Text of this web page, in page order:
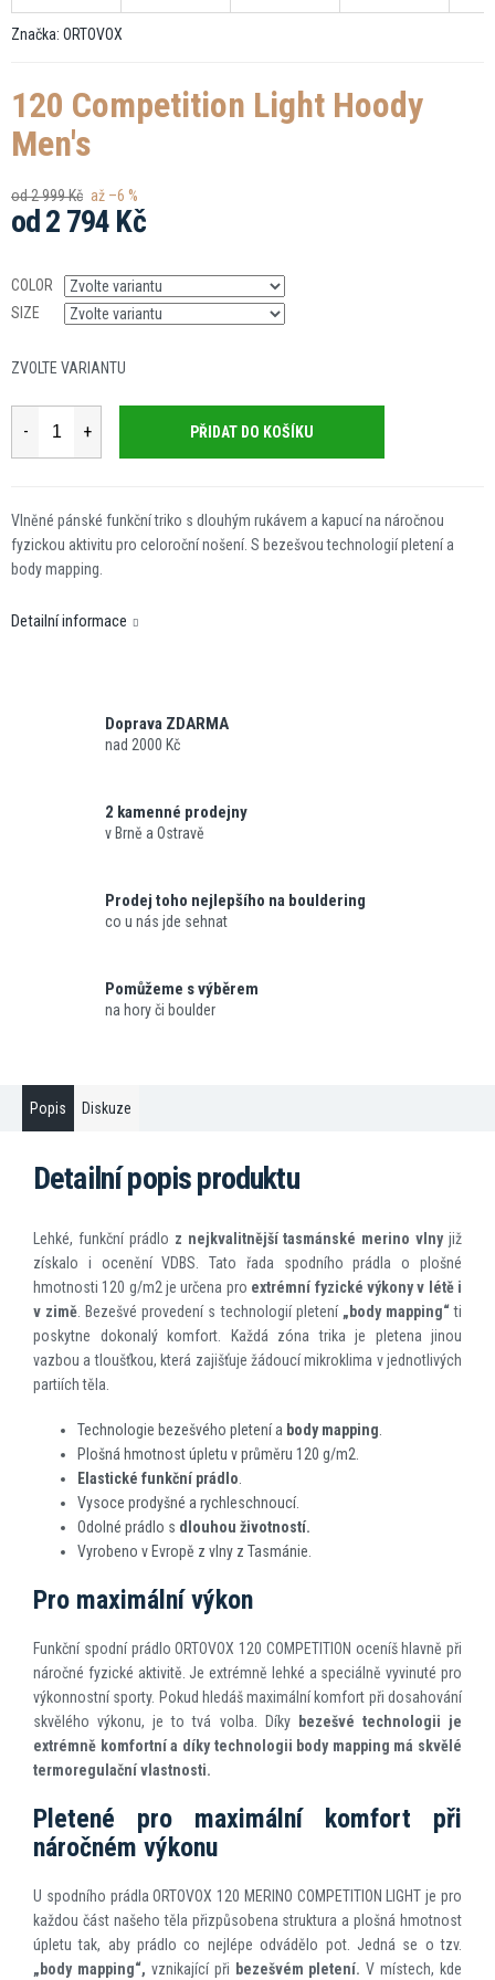
Značka: ORTOVOX
120 Competition Light Hoody
Men's
od 2 999 Kč až –6 %
od 2 794 Kč
cena:
COLOR
SIZE
ZVOLTE VARIANTU
PŘIDAT DO KOŠÍKU
Vlněné pánské funkční triko s dlouhým rukávem a kapucí na náročnou
fyzickou aktivitu pro celoroční nošení. S bezešvou technologií pletení a
body mapping.
Detailní informace
Doprava ZDARMA
nad 2000 Kč
2 kamenné prodejny
v Brně a Ostravě
Prodej toho nejlepšího na bouldering
co u nás jde sehnat
Pomůžeme s výběrem
na hory či boulder
Popis Diskuze
Detailní popis produktu
Lehké, funkční prádlo z nejkvalitnější tasmánské merino vlnyjiž
získalo i ocenění VDBS. Tato řada spodního prádla o plošné
hmotnosti 120 g/m2 je určena pro extrémní fyzické výkony v létě i
v zimě. Bezešvé provedení s technologií pletení „body mapping“ti
poskytne dokonalý komfort. Každá zóna trika je pletena jinou
vazbou a tloušťkou, která zajišťuje žádoucí mikroklima v jednotlivých
partiích těla.
Technologie bezešvého pletení a body mapping.
Plošná hmotnost úpletu v průměru 120 g/m2.
Elastické funkční prádlo.
Vysoce prodyšné a rychleschnoucí.
Odolné prádlo s dlouhou životností.
Vyrobeno v Evropě z vlny z Tasmánie.
Pro maximální výkon
Funkční spodní prádlo ORTOVOX 120 COMPETITION oceníš hlavně při
náročné fyzické aktivitě. Je extrémně lehké a speciálně vyvinuté pro
výkonnostní sporty. Pokud hledáš maximální komfort při dosahování
skvělého výkonu, je to tvá volba. Díky bezešvé technologii je
extrémně komfortní a díky technologii body mapping má skvělé
termoregulační vlastnosti.
Pletené pro maximální komfort při
náročném výkonu
U spodního prádla ORTOVOX 120 MERINO COMPETITION LIGHT je pro
každou část našeho těla přizpůsobena struktura a plošná hmotnost
úpletu tak, aby prádlo co nejlépe odvádělo pot. Jedná se o tzv.
„body mapping“, vznikající při bezešvém pletení.V místech, kde